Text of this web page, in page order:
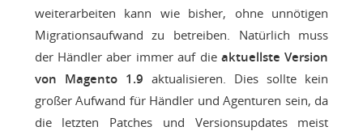
weiterarbeiten kann wie bisher, ohne unnötigen
Migrationsaufwand zu betreiben. Natürlich muss
der Händler aber immer auf dieaktuellste Version
von Magento 1.9 aktualisieren. Dies sollte kein
großer Aufwand für Händler und Agenturen sein, da
die letzten Patches und Versionsupdates meist